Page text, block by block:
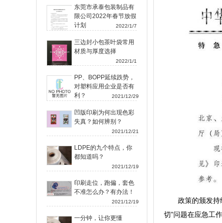
东莞市承泰包装制品有
限公司2022年春节放假
计划
2022/1/7
三边封小包茶叶袋常用
材质与厚度选择
2022/1/1
PP、BOPP延续跌势，
对塑料应用企业是否有
利？
2021/12/29
凹版印刷为何出现色彩
失真？如何辨别？
2021/12/21
LDPE的九个特点，你
都知道吗？
2021/12/19
印刷走位，跑偏，套色
不准怎么办？有办法！
2021/12/19
一分钟，让你更懂
政策的颁发持
切”问题在应急工